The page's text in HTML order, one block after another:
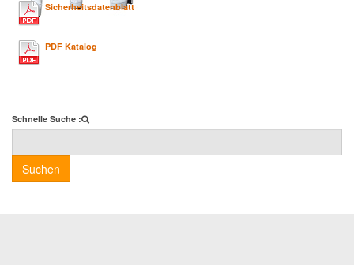
Sicherheitsdatenblatt
PDF Katalog
Schnelle Suche :
Suchen